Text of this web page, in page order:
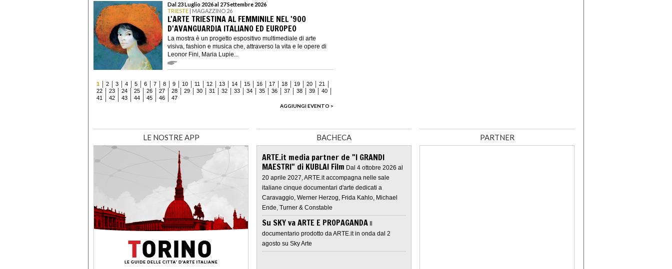
Dal 23 Luglio 2026 al 27 Settembre 2026
TRIESTE | MAGAZZINO 26
L'ARTE TRIESTINA AL FEMMINILE NEL '900
D'AVANGUARDIA ITALIANO ED EUROPEO
La mostra è un progetto espositivo multimediale di arte
visiva, fashion e musica che, attraverso la vita e le opere di
Leonor Fini, Maria Lupie...
1 2 3 4 5 6 7 8 9 10 11 12 13 14 15 16 17 18 19 20
21
22
23 24 25 26 27 28 29 30 31 32 33 34 35 36 37 38 39
40
41
42 43 44 45 46
47
AGGIUNGI EVENTO >
LE NOSTRE APP BACHECA
ARTE.it media partner de "I GRANDI
MAESTRI" di KUBLAI Film Dal 4 ottobre 2026 al
20 aprile 2027, ARTE.it accompagna nelle sale
italiane cinque documentari d'arte dedicati a
Caravaggio, Werner Herzog, Frida Kahlo, Michael
Ende, Turner & Constable
Su SKY va ARTE E PROPAGANDA Il
documentario prodotto da ARTE.it in onda dal 2
agosto su Sky Arte
PARTNER